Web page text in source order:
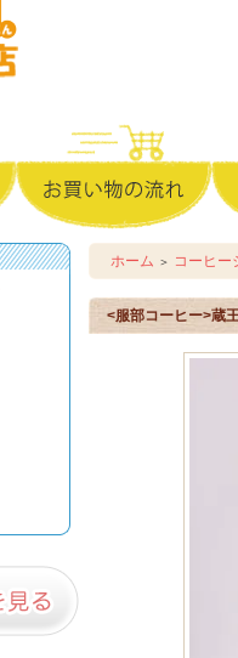
ホーム ＞ コーヒー
<服部コーヒー>蔵